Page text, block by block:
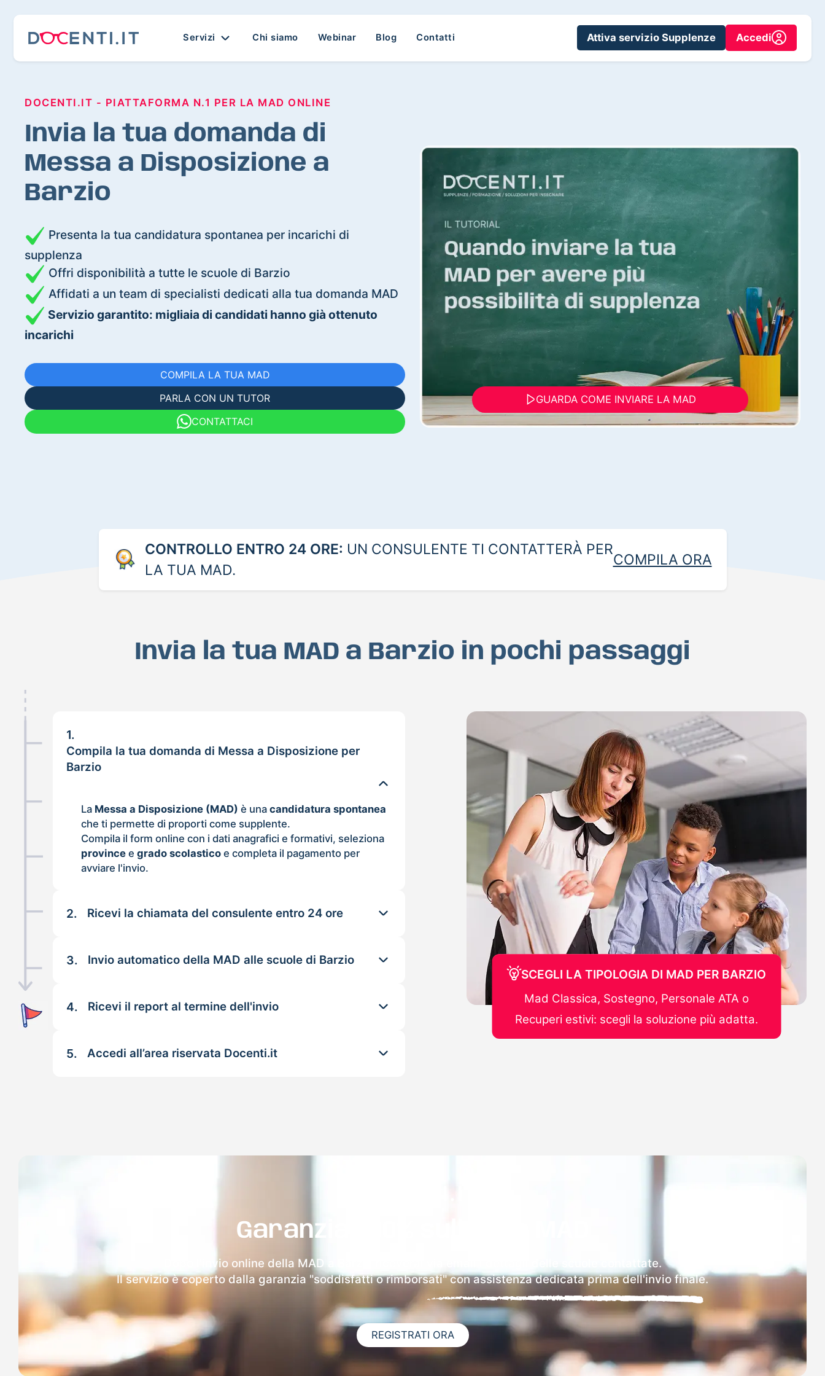
Servizi Chi siamo Webinar Blog Contatti Attiva servizio Supplenze Accedi
DOCENTI.IT - PIATTAFORMA N.1 PER LA MAD ONLINE
Invia la tua domanda di
Messa a Disposizione a
Barzio
Presenta la tua candidatura spontanea per incarichi di
supplenza
Offri disponibilità a tutte le scuole di Barzio
Affidati a un team di specialisti dedicati alla tua domanda MAD
Servizio garantito: migliaia di candidati hanno già ottenuto
incarichi
COMPILA LA TUA MAD
PARLA CON UN TUTOR
CONTATTACI
GUARDA COME INVIARE LA MAD
CONTROLLO ENTRO 24 ORE: UN CONSULENTE TI CONTATTERÀ PER
LA TUA MAD.
COMPILA ORA
Invia la tua MAD a Barzio in pochi passaggi
1.
Compila la tua domanda di Messa a Disposizione per
Barzio
La Messa a Disposizione (MAD) è unacandidatura spontanea
che ti permette di proporti come supplente.
Compila il form online con i dati anagrafici e formativi, seleziona
province egrado scolastico e completa il pagamento per
avviare l'invio.
2. Ricevi la chiamata del consulente entro 24 ore
3. Invio automatico della MAD alle scuole di Barzio
4. Ricevi il report al termine dell'invio
5. Accedi all’area riservata Docenti.it
SCEGLI LA TIPOLOGIA DI MAD PER BARZIO
Mad Classica, Sostegno, Personale ATA o
Recuperi estivi: scegli la soluzione più adatta.
Garanzia 100% sulla tua MAD
Dopo l'invio online della MAD a Barzio riceverai via email i dettagli delle scuole contattate.
Il servizio è coperto dalla garanzia "soddisfatti o rimborsati" con assistenza dedicata prima dell'invio finale.
REGISTRATI ORA